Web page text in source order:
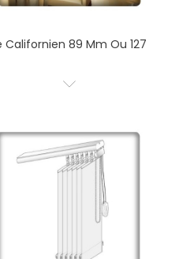
Californien 89 Mm Ou 127